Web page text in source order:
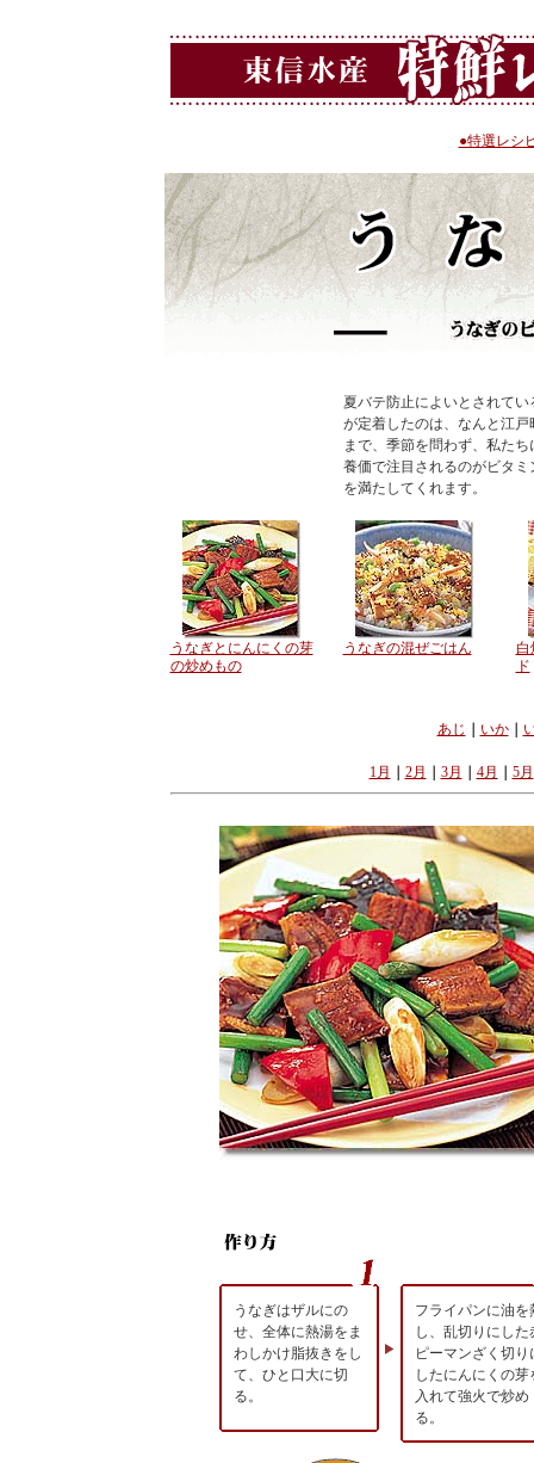
●特選レシ
夏バテ防止によいとされて
が定着したのは、なんと江
まで、季節を問わず、私た
養価で注目されるのがビタ
を満たしてくれます。
うなぎとにんにくの芽
の炒めもの
うなぎの混ぜごはん
白
ド
あじ いか｜
1月 2月 3月 4月 5月
うなぎはザルにの
せ、全体に熱湯をま
わしかけ脂抜きをし
て、ひと口大に切
る。
フライパンに油を
し、乱切りにした
ピーマンざく切り
したにんにくの芽
入れて強火で炒め
る。